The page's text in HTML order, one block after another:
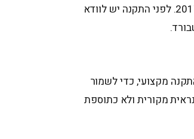
מתאים ל-Maserati מזראטי ג'יבלי 2017 שנים 2017. לפני התקנה יש לוודא
מקצועי, כדי לשמור
מקורית ולא כתוספת